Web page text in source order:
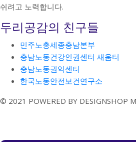
쉬려고 노력합니다.
두리공감의 친구들
민주노총세종충남본부
충남노동건강인권센터 새움터
충남노동권익센터
한국노동안전보건연구소
© 2021 POWERED BY DESIGNSHOP